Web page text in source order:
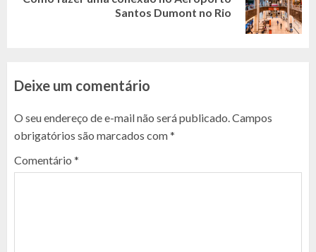
Santos Dumont no Rio
Deixe um comentário
O seu endereço de e-mail não será publicado. Campos
obrigatórios são marcados com*
Comentário *